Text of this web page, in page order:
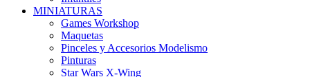
MINIATURAS
Games Workshop
Maquetas
Pinceles y Accesorios Modelismo
Pinturas
Star Wars X-Wing